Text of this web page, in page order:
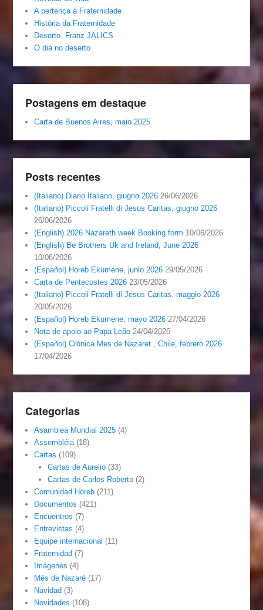
A pertença á Fraternidade
História da Fraternidade
Deserto, Franz JALICS
O dia no deserto
Postagens em destaque
Carta de Buenos Aires, maio 2025
Posts recentes
(Italiano) Diario Italiano, giugno 2026 26/06/2026
(Italiano) Piccoli Fratelli di Jesus Caritas, giugno 2026
26/06/2026
(English) 2026 Nazareth week Booking form 10/06/2026
(English) Be Brothers Uk and Ireland, June 2026
10/06/2026
(Español) Horeb Ekumene, junio 2026 29/05/2026
Carta de Pentecostes 2026 23/05/2026
(Italiano) Piccoli Fratelli di Jesus Caritas, maggio 2026
20/05/2026
(Español) Horeb Ekumene, mayo 2026 27/04/2026
Nota de apoio ao Papa Leão 24/04/2026
(Español) Crónica Mes de Nazaret , Chile, febrero 2026
17/04/2026
Categorias
Asamblea Mundial 2025 (4)
Assembléia (18)
Cartas (109)
Cartas de Aurelio(33)
Cartas de Carlos Roberto(2)
Comunidad Horeb (211)
Documentos (421)
Encuentros (7)
Entrevistas (4)
Equipe internacional (11)
Fraternidad (7)
Imágenes (4)
Mês de Nazaré (17)
Navidad (3)
Novidades (108)